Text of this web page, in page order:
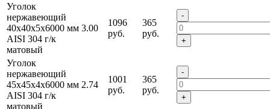
Уголок
нержавеющий
40х40х5х6000 мм
AISI 304 г/к
матовый
3.00
1096
руб.
365
руб.
-
+
Уголок
нержавеющий
45х45х4х6000 мм
AISI 304 г/к
матовый
2.74
1001
руб.
365
руб.
-
+